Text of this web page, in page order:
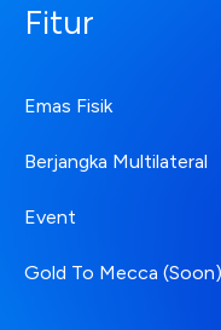
Fitur
Emas Fisik
Berjangka Multilateral
Event
Gold To Mecca (Soon)